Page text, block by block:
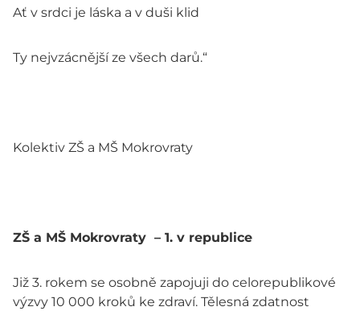
Ať v srdci je láska a v duši klid
Ty nejvzácnější ze všech darů.“
Kolektiv ZŠ a MŠ Mokrovraty
ZŠ a MŠ Mokrovraty – 1. v republice
Již 3. rokem se osobně zapojuji do celorepublikové
výzvy 10 000 kroků ke zdraví. Tělesná zdatnost